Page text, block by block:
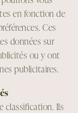
en fonction de
Ces
données sur
ou y ont
publicitaires.
classification. Ils